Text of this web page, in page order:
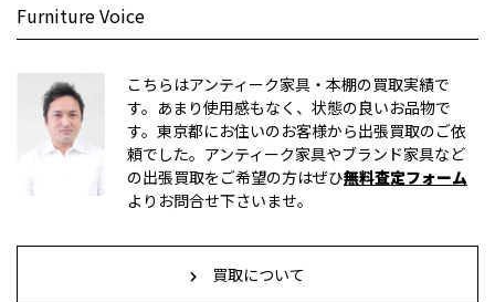
Furniture Voice
こちらはアンティーク家具・本棚の買取実績で
す。あまり使用感もなく、状態の良いお品物で
す。東京都にお住いのお客様から出張買取のご依
頼でした。アンティーク家具やブランド家具など
の出張買取をご希望の方はぜひ無料査定フォーム
よりお問合せ下さいませ。
買取について